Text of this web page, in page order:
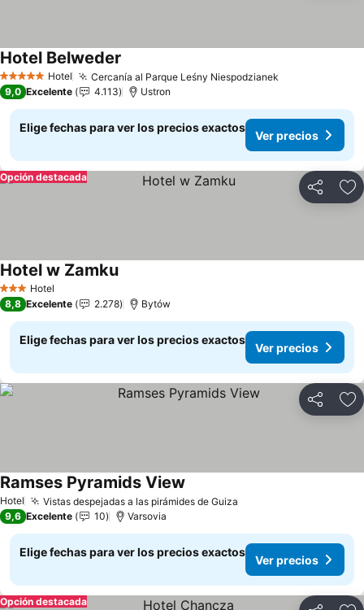
5 Estrellas Hotel Cercanía al Parque Leśny Niespodzianek
Hotel Belweder
9,0 Excelente 4.113 Ustron
Elige fechas para ver los precios exactos
Ver precios
Compartir
Opción destacada
3 Estrellas
Hotel
Hotel w ZamkuVer precios
8,8 Excelente 2.278 Bytów
Elige fechas para ver los precios exactos
Ver precios
Compartir
Hotel Vistas despejadas a las pirámides de Guiza
Ramses Pyramids View
9,6 Excelente 10 Varsovia
Elige fechas para ver los precios exactos
Ver precios
Opción destacada